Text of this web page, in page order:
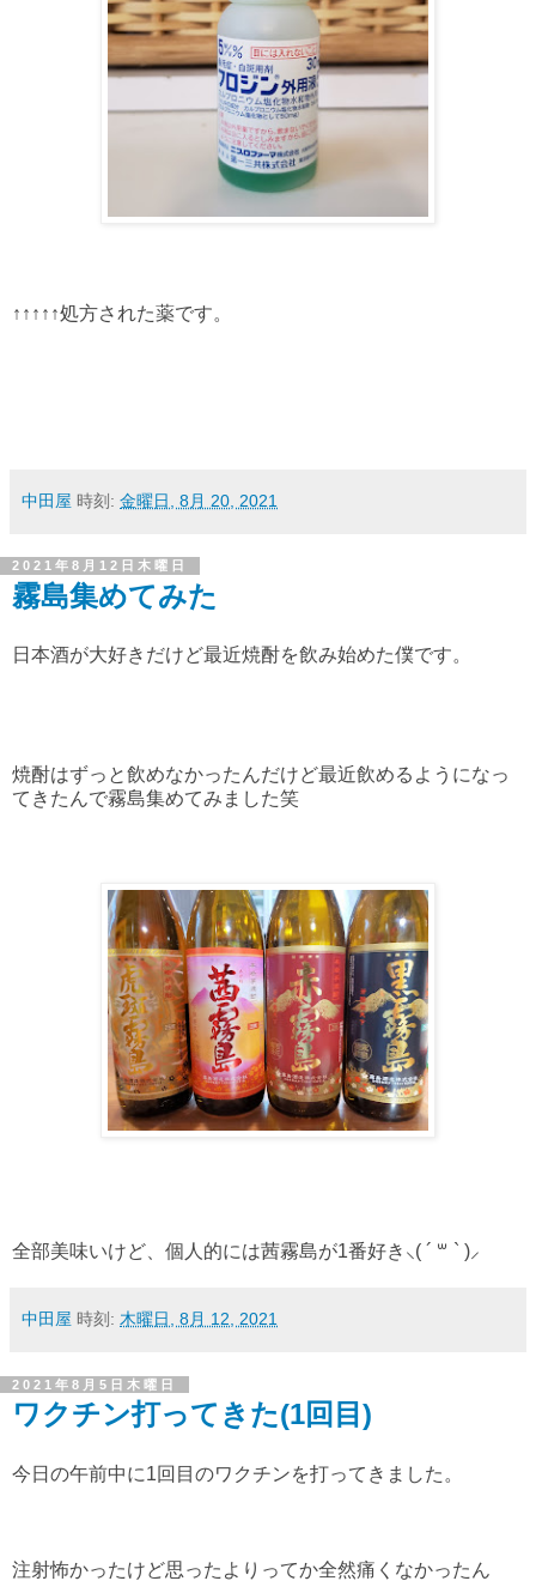
↑↑↑↑↑処方された薬です。
中田屋 時刻: 金曜日, 8月 20, 2021
2021年8月12日木曜日
霧島集めてみた
日本酒が大好きだけど最近焼酎を飲み始めた僕です。
焼酎はずっと飲めなかったんだけど最近飲めるようになっ
てきたんで霧島集めてみました笑
全部美味いけど、個人的には茜霧島が1番好き⸜( ´ ꒳ ` )⸝
中田屋 時刻: 木曜日, 8月 12, 2021
2021年8月5日木曜日
ワクチン打ってきた(1回目)
今日の午前中に1回目のワクチンを打ってきました。
注射怖かったけど思ったよりってか全然痛くなかったん